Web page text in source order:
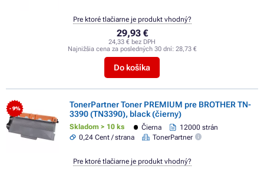
29,93 €
24,33 € bez DPH
Najnižšia cena za posledných 30 dní: 28,73 €
Do košíka
Pre ktoré tlačiarne je produkt vhodný?
- 9%
TonerPartner Toner PREMIUM pre BROTHER TN-
3390 (TN3390), black (čierny)
Skladom > 10 ks Čierna
12000 strán
0,24 Cent / strana
TonerPartner
Pre ktoré tlačiarne je produkt vhodný?